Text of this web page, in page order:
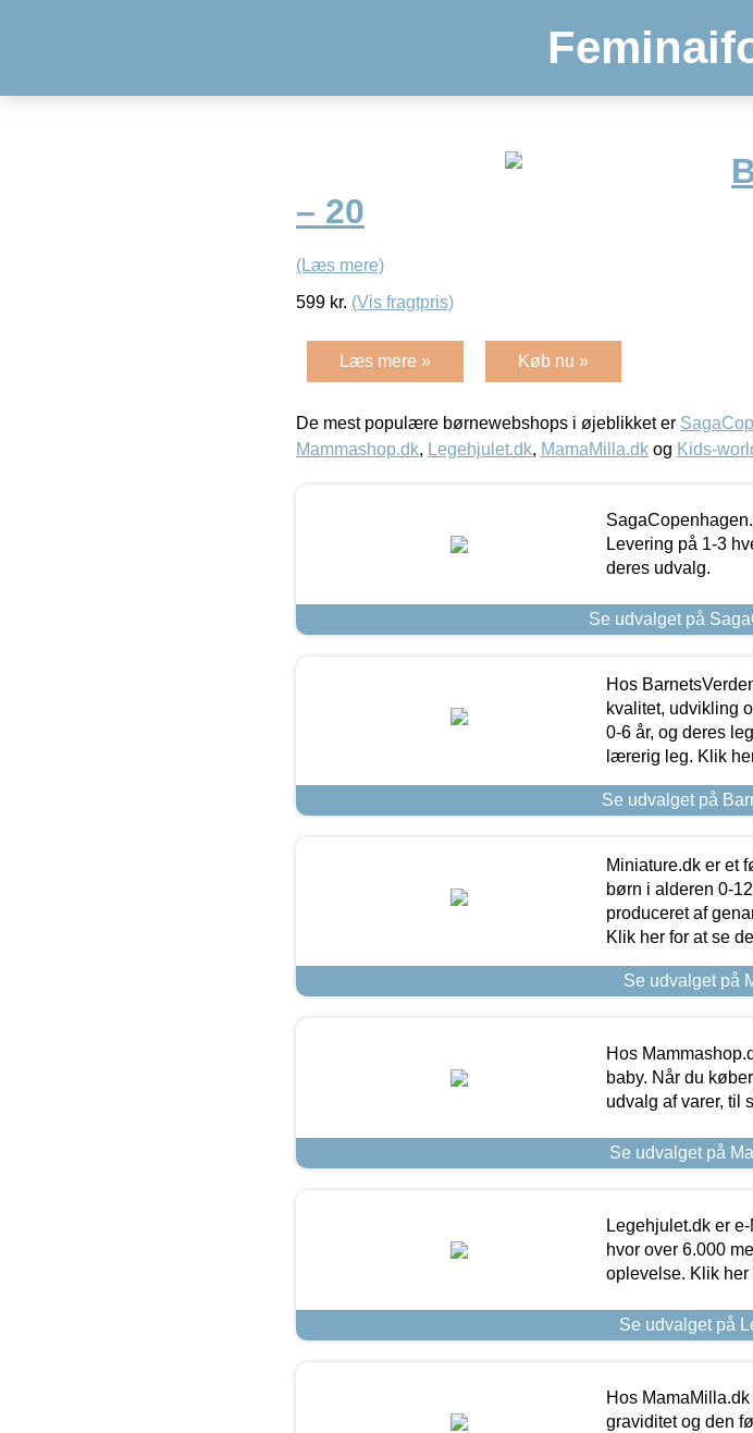
– 20
(Læs mere)
599 kr. (Vis fragtpris)
Læs mere » Køb nu »
De mest populære børnewebshops i øjeblikket er
Mammashop.dk, Legehjulet.dk, MamaMilla.dk og Kids-
Levering på 1-3
deres udvalg.
Se udvalget på
Hos
kvalitet, udvikling
0-6 år, og deres
lærerig leg. Klik
Se udvalget på
Miniature.dk er et
børn i alderen 0-
produceret af
Klik her for at se
Se udvalget på
Hos
baby. Når du
udvalg af varer, til
Se udvalget på
Legehjulet.dk er
hvor over 6.000
oplevelse. Klik her
Se udvalget på
Hos
graviditet og den